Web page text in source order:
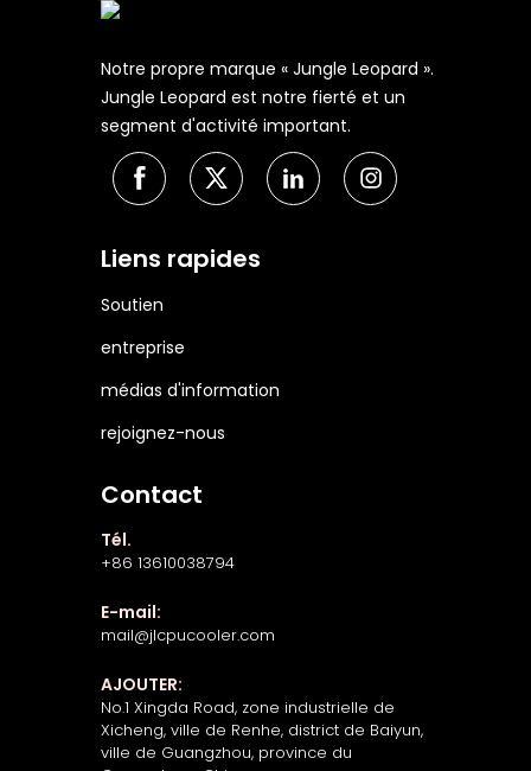
Notre propre marque « Jungle Leopard ».
Jungle Leopard est notre fierté et un
segment d'activité important.
Liens rapides
Soutien
entreprise
médias d'information
rejoignez-nous
Contact
Tél.
+86 13610038794
E-mail:
mail@jlcpucooler.com
AJOUTER:
No.1 Xingda Road, zone industrielle de
Xicheng, ville de Renhe, district de Baiyun,
ville de Guangzhou, province du